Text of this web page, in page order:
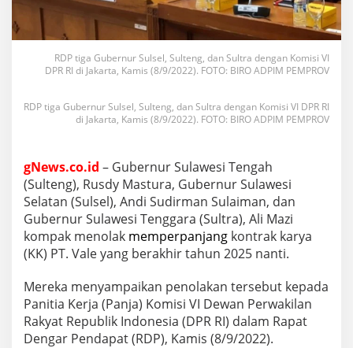
RDP tiga Gubernur Sulsel, Sulteng, dan Sultra dengan Komisi VI
DPR RI di Jakarta, Kamis (8/9/2022). FOTO: BIRO ADPIM PEMPROV
RDP tiga Gubernur Sulsel, Sulteng, dan Sultra dengan Komisi VI DPR RI
di Jakarta, Kamis (8/9/2022). FOTO: BIRO ADPIM PEMPROV
gNews.co.id – Gubernur Sulawesi Tengah
(Sulteng), Rusdy Mastura, Gubernur Sulawesi
Selatan (Sulsel), Andi Sudirman Sulaiman, dan
Gubernur Sulawesi Tenggara (Sultra), Ali Mazi
kompak menolak memperpanjang kontrak karya
(KK) PT. Vale yang berakhir tahun 2025 nanti.
Mereka menyampaikan penolakan tersebut kepada
Panitia Kerja (Panja) Komisi VI Dewan Perwakilan
Rakyat Republik Indonesia (DPR RI) dalam Rapat
Dengar Pendapat (RDP), Kamis (8/9/2022).